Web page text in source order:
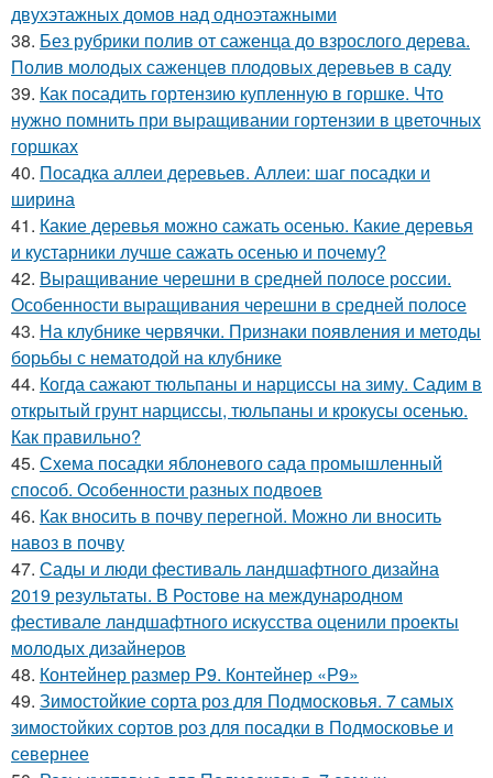
двухэтажных домов над одноэтажными
38. Без рубрики полив от саженца до взрослого дерева.
Полив молодых саженцев плодовых деревьев в саду
39. Как посадить гортензию купленную в горшке. Что
нужно помнить при выращивании гортензии в цветочных
горшках
40. Посадка аллеи деревьев. Аллеи: шаг посадки и
ширина
41. Какие деревья можно сажать осенью. Какие деревья
и кустарники лучше сажать осенью и почему?
42. Выращивание черешни в средней полосе россии.
Особенности выращивания черешни в средней полосе
43. На клубнике червячки. Признаки появления и методы
борьбы с нематодой на клубнике
44. Когда сажают тюльпаны и нарциссы на зиму. Садим в
открытый грунт нарциссы, тюльпаны и крокусы осенью.
Как правильно?
45. Схема посадки яблоневого сада промышленный
способ. Особенности разных подвоев
46. Как вносить в почву перегной. Можно ли вносить
навоз в почву
47. Сады и люди фестиваль ландшафтного дизайна
2019 результаты. В Ростове на международном
фестивале ландшафтного искусства оценили проекты
молодых дизайнеров
48. Контейнер размер P9. Контейнер «Р9»
49. Зимостойкие сорта роз для Подмосковья. 7 самых
зимостойких сортов роз для посадки в Подмосковье и
севернее